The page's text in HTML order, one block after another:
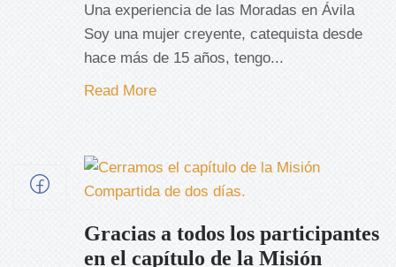
Una experiencia de las Moradas en Ávila
Soy una mujer creyente, catequista desde
hace más de 15 años, tengo...
Read More
Gracias a todos los participantes
en el capítulo de la Misión